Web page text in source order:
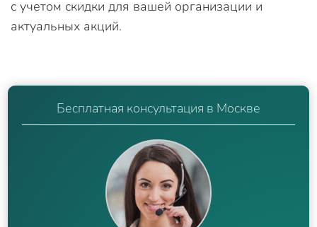
с учетом скидки для вашей организации и
актуальных акций.
Бесплатная консультация в Москве